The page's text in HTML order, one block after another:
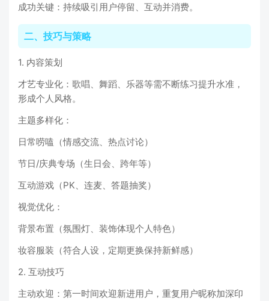
成功关键：持续吸引用户停留、互动并消费。
二、技巧与策略
1. 内容策划
才艺专业化：歌唱、舞蹈、乐器等需不断练习提升水准，
形成个人风格。
主题多样化：
日常唠嗑（情感交流、热点讨论）
节日/庆典专场（生日会、跨年等）
互动游戏（PK、连麦、答题抽奖）
视觉优化：
背景布置（氛围灯、装饰体现个人特色）
妆容服装（符合人设，定期更换保持新鲜感）
2. 互动技巧
主动欢迎：第一时间欢迎新进用户，重复用户昵称加深印